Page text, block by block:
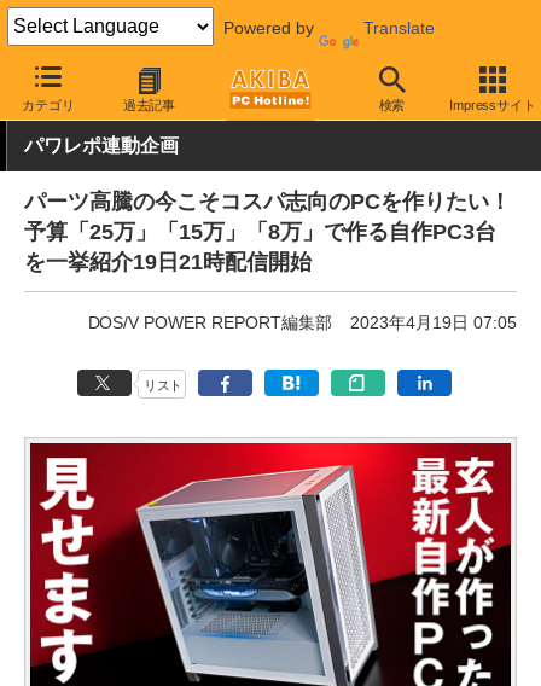
Powered by Translate
カテゴリ 過去記事 検索 Impressサイト
AKIBA PC Hotline! イベント イベント告知
パワレポ連動企画
パーツ高騰の今こそコスパ志向のPCを作りたい！
予算「25万」「15万」「8万」で作る自作PC3台
を一挙紹介19日21時配信開始
DOS/V POWER REPORT編集部 2023年4月19日 07:05
リスト